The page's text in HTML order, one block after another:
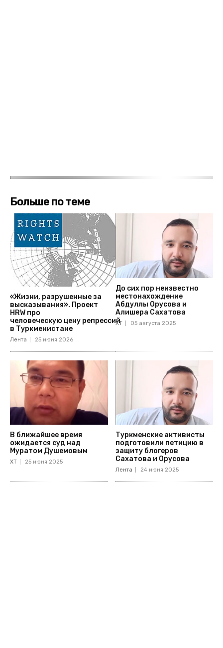
Больше по теме
«Жизни, разрушенные за
высказывания». Проект
HRW про
человеческую цену репрессий
в Туркменистане
Лента 25 июня 2026
До сих пор неизвестно
местонахождение
Абдуллы Орусова и
Алишера Сахатова
ХТ 05 августа 2025
В ближайшее время
ожидается суд над
Муратом Душемовым
ХТ 25 июня 2025
Туркменские активисты
подготовили петицию в
защиту блогеров
Сахатова и Орусова
Лента 24 июня 2025